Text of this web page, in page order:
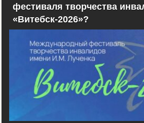
фестиваля творчества
«Витебск-2026»?